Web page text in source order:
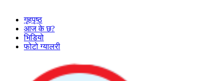
गृहपृष्ठ
आज के छ?
भिडियो
फोटो ग्यालरी